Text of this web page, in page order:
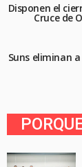
Disponen el
Cruce de
Suns eliminan